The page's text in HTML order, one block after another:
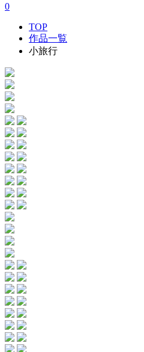
0
TOP
作品一覧
小旅行